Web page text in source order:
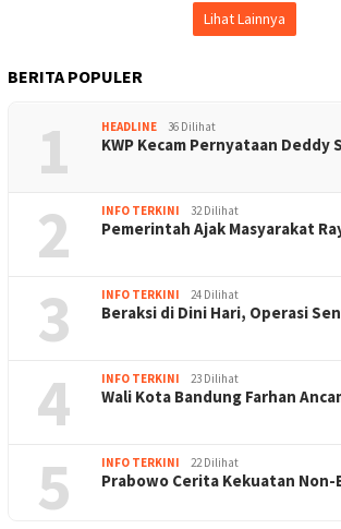
Lihat Lainnya
BERITA POPULER
1 HEADLINE 36 Dilihat
KWP Kecam Pernyataan
2 INFO TERKINI 32 Dilihat
Pemerintah Ajak Masyarakat
3 INFO TERKINI 24 Dilihat
Beraksi di Dini Hari, Operasi
4 INFO TERKINI 23 Dilihat
Wali Kota Bandung Farhan
5 INFO TERKINI 22 Dilihat
Prabowo Cerita Kekuatan